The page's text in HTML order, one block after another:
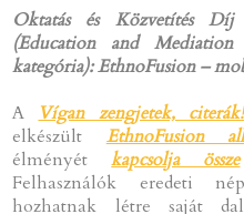
Oktatás és Közvetítés
(Education and
kategória): EthnoFusion –
AVígan zengjetek, citerák!
elkészültEthnoFusion
élményétkapcsolja össze
Felhasználók eredeti
hozhatnak létre saját